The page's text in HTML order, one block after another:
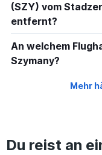
(SZY) vom
entfernt?
An welchem
Szymany?
Mehr
Du reist an